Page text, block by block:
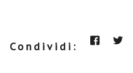
Condividi: